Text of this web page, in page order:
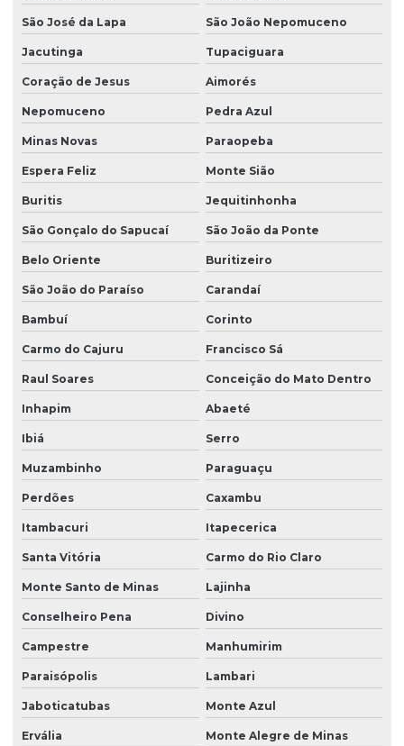
Sondagem de solo a trado
Sondagem de solo trado manual
Sondagem de solos e rochas
Sondagem SPT com torque
Sondagem de terreno para construção
Sondagem a trado mecanizado
Sondagem a trado para pavimentação
Sondagem a trado e percussão
Terraplanagem para asfalto
Topografia com drone
São José da Lapa São João Nepomuceno
Jacutinga Tupaciguara
Coração de Jesus Aimorés
Nepomuceno Pedra Azul
Minas Novas Paraopeba
Espera Feliz Monte Sião
Buritis Jequitinhonha
São Gonçalo do Sapucaí São João da Ponte
Belo Oriente Buritizeiro
São João do Paraíso Carandaí
Bambuí Corinto
Carmo do Cajuru Francisco Sá
Raul Soares Conceição do Mato Dentro
Inhapim Abaeté
Ibiá Serro
Muzambinho Paraguaçu
Perdões Caxambu
Itambacuri Itapecerica
Santa Vitória Carmo do Rio Claro
Monte Santo de Minas Lajinha
Conselheiro Pena Divino
Campestre Manhumirim
Paraisópolis Lambari
Jaboticatubas Monte Azul
Ervália Monte Alegre de Minas